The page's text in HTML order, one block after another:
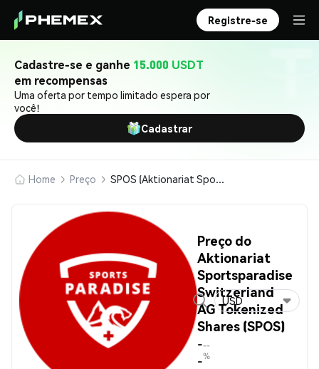
Registre-se
Cadastre-se e ganhe 15.000 USDT
em recompensas
Uma oferta por tempo limitado espera por
você!
Cadastrar
Home Preço SPOS (Aktionariat Sportsparadise Switzerland AG Tokenized Shares)
Preço do
Aktionariat
Sportsparadise
Switzerland
AG Tokenized
Shares (SPOS)
-
-
--
%
USD